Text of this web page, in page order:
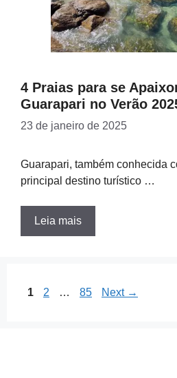
4 Praias para se
Guarapari no Verão
23 de janeiro de 2025
Guarapari, também conhecida
principal destino turístico …
Leia mais
Page
1 Page
2 … Page
85 Next →